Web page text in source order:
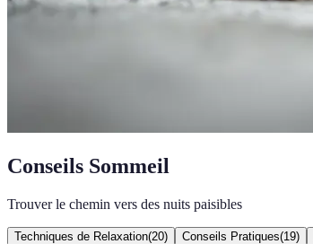
Conseils Sommeil
Trouver le chemin vers des nuits paisibles
Techniques de Relaxation(20) Conseils Pratiques(19)